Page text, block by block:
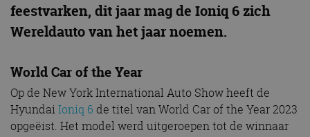
feestvarken, dit jaar mag de Ioniq 6 zich
Wereldauto van het jaar noemen.
World Car of the Year
Op de New York International Auto Show heeft de
Hyundai Ioniq 6 de titel van World Car of the Year 2023
opgeëist. Het model werd uitgeroepen tot de winnaar